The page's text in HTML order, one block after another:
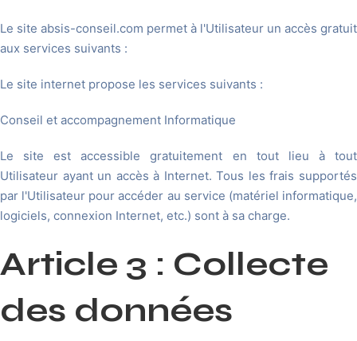
Le site absis-conseil.com permet à l'Utilisateur un accès gratuit
aux services suivants :
Le site internet propose les services suivants :
Conseil et accompagnement Informatique
Le site est accessible gratuitement en tout lieu à tout
Utilisateur ayant un accès à Internet. Tous les frais supportés
par l'Utilisateur pour accéder au service (matériel informatique,
logiciels, connexion Internet, etc.) sont à sa charge.
Article 3 : Collecte
des données